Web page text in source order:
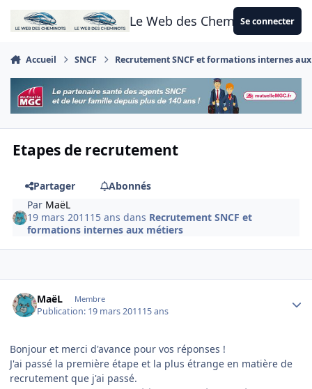
Aller au contenu
Le Web des CheminotsSe connecter
Accueil SNCF Recrutement SNCF et formations internes
Etapes de recrutement
Partager
Abonnés
Par MaëL
19 mars 2011 15 ans dans Recrutement SNCF et
formations internes aux métiers
MaëL Membre
Publication: 19 mars 201115 ans
Bonjour et merci d'avance pour vos réponses !
J'ai passé la première étape et la plus étrange en matière de
recrutement que j'ai passé.